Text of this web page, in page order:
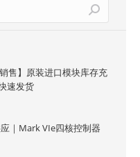
销售】原装进口模块库存充
速发货
｜Mark VIe四核控制器